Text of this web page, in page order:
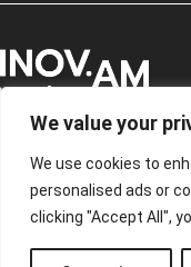
We value your
We use cookies to
personalised ads or
clicking "Accept All",
Siga-
Política de